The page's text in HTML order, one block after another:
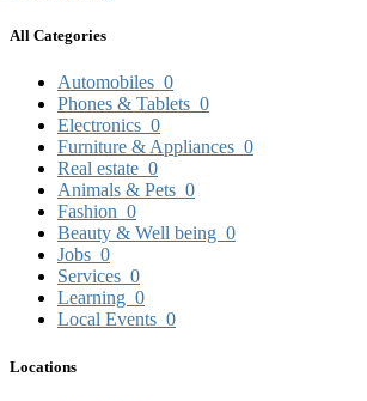
All Categories
Automobiles 0
Phones & Tablets 0
Electronics 0
Furniture & Appliances 0
Real estate 0
Animals & Pets 0
Fashion 0
Beauty & Well being 0
Jobs 0
Services 0
Learning 0
Local Events 0
Locations